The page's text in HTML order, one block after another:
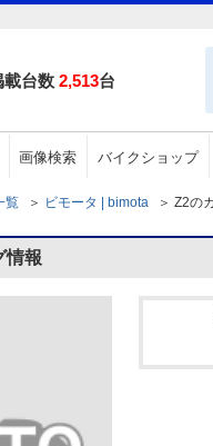
載台数 2,513台
画像検索 バイクショップ
覧 ＞ ビモータ | bimota ＞ Z2の
情報